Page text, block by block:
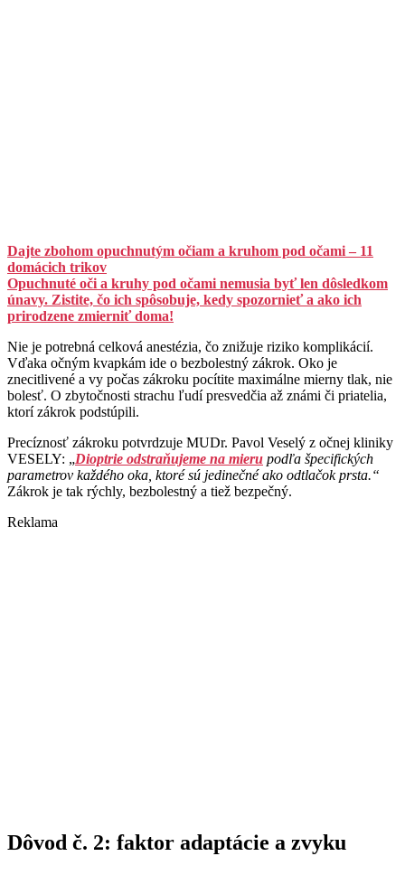
Dajte zbohom opuchnutým očiam a kruhom pod očami – 11
domácich trikov
Opuchnuté oči a kruhy pod očami nemusia byť len dôsledkom
únavy. Zistite, čo ich spôsobuje, kedy spozornieť a ako ich
prirodzene zmierniť doma!
Nie je potrebná celková anestézia, čo znižuje riziko komplikácií.
Vďaka očným kvapkám ide o bezbolestný zákrok. Oko je
znecitlivené a vy počas zákroku pocítite maximálne mierny tlak, nie
bolesť. O zbytočnosti strachu ľudí presvedčia až známi či priatelia,
ktorí zákrok podstúpili.
Precíznosť zákroku potvrdzuje MUDr. Pavol Veselý z očnej kliniky
VESELY: „Dioptrie odstraňujeme na mieru podľa špecifických
parametrov každého oka, ktoré sú jedinečné ako odtlačok prsta.“
Zákrok je tak rýchly, bezbolestný a tiež bezpečný.
Reklama
Dôvod č. 2: faktor adaptácie a zvyku